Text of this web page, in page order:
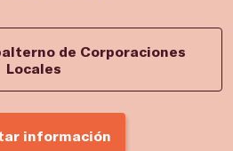
de Corporaciones
Locales
información